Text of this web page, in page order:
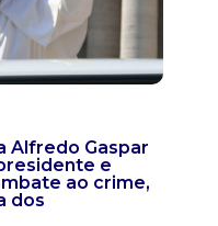
Alfredo Gaspar
e
ao crime,
dos